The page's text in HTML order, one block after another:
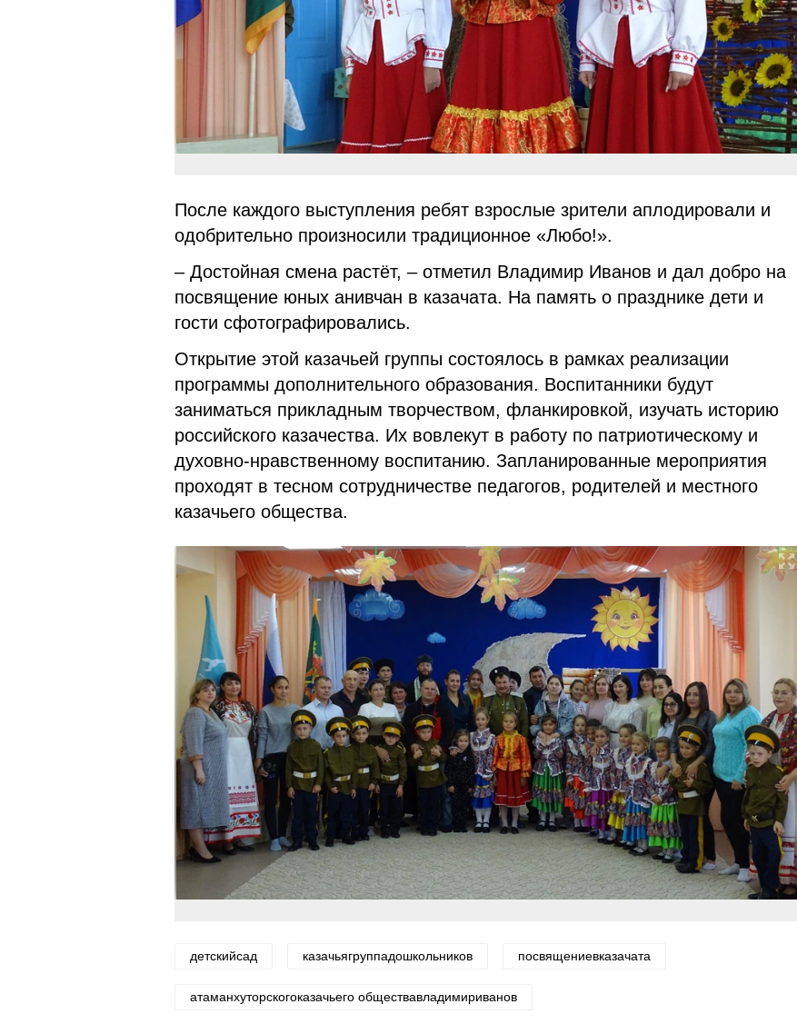
После каждого выступления ребят взрослые зрители аплодировали и
одобрительно произносили традиционное «Любо!».
– Достойная смена растёт, – отметил Владимир Иванов и дал добро на
посвящение юных анивчан в казачата. На память о празднике дети и
гости сфотографировались.
Открытие этой казачьей группы состоялось в рамках реализации
программы дополнительного образования. Воспитанники будут
заниматься прикладным творчеством, фланкировкой, изучать историю
российского казачества. Их вовлекут в работу по патриотическому и
духовно-нравственному воспитанию. Запланированные мероприятия
проходят в тесном сотрудничестве педагогов, родителей и местного
казачьего общества.
детскийсад казачьягруппадошкольников посвящениевказачата
атаманхуторскогоказачьего обществавладимириванов